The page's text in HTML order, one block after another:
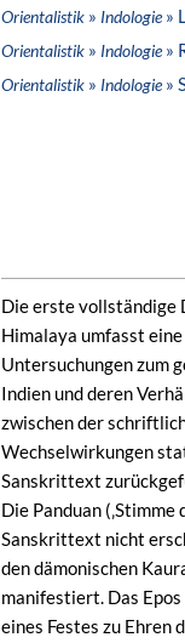
Orientalistik » Indologie»
Orientalistik » Indologie»
Orientalistik » Indologie»
Die erste vollständige
Himalaya umfasst
Untersuchungen zum
Indien und deren
zwischen der
Wechselwirkungen
Sanskrittext
Die Panduan
Sanskrittext nicht
den dämonischen
manifestiert. Das
eines Festes zu Ehren